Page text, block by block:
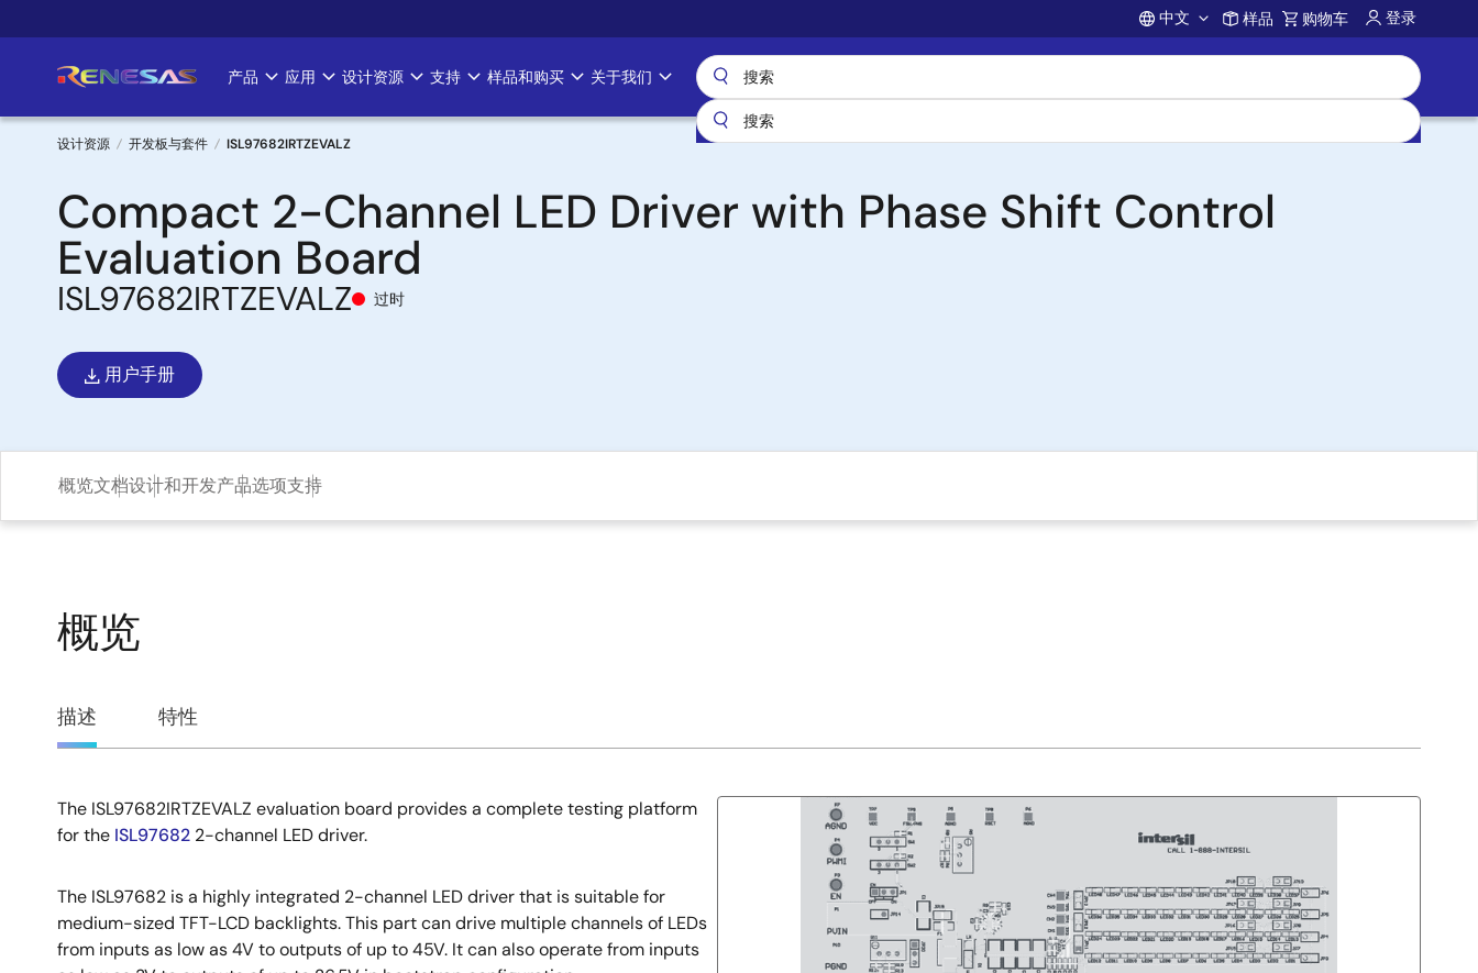
转
要
Account
中文 样品 购物车 登录
Main
navigation
产品 应用 设计资源 支持 样品和购买 关于我们
面
包
屑
设计资源 开发板与套件 ISL97682IRTZEVALZ
Compact 2-Channel LED Driver with Phase Shift Control
Evaluation Board
ISL97682IRTZEVALZ 过时
用户手册
概览文档设计和开发产品选项支持
概览
概
描述 特性
描
The ISL97682IRTZEVALZ evaluation board provides a complete testing platform
for the ISL97682 2-channel LED driver.
The ISL97682 is a highly integrated 2-channel LED driver that is suitable for
medium-sized TFT-LCD backlights. This part can drive multiple channels of LEDs
from inputs as low as 4V to outputs of up to 45V. It can also operate from inputs